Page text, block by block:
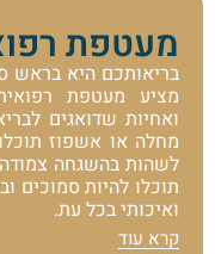
מעטפת
בריאותכם היא בראש
מציע מעטפת
ואחיות שדואגים
מחלה או אשפוז
לשהות בהשגחה
תוכלו להיות סמוכים
ואיכותי בכל עת.
קרא עוד